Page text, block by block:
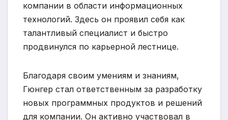
компании в области информационных
технологий. Здесь он проявил себя как
талантливый специалист и быстро
продвинулся по карьерной лестнице.
Благодаря своим умениям и знаниям,
Гюнгер стал ответственным за разработку
новых программных продуктов и решений
для компании. Он активно участвовал в